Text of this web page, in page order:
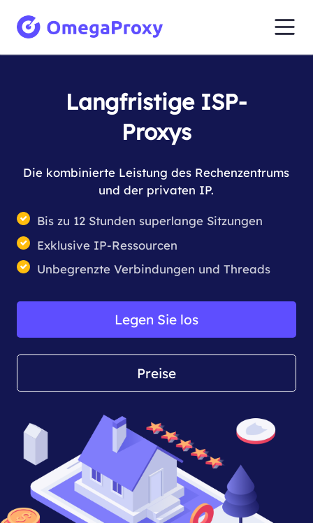
Langfristige ISP-
Proxys
Die kombinierte Leistung des Rechenzentrums
und der privaten IP.
Bis zu 12 Stunden superlange Sitzungen
Exklusive IP-Ressourcen
Unbegrenzte Verbindungen und Threads
Legen Sie los
Preise